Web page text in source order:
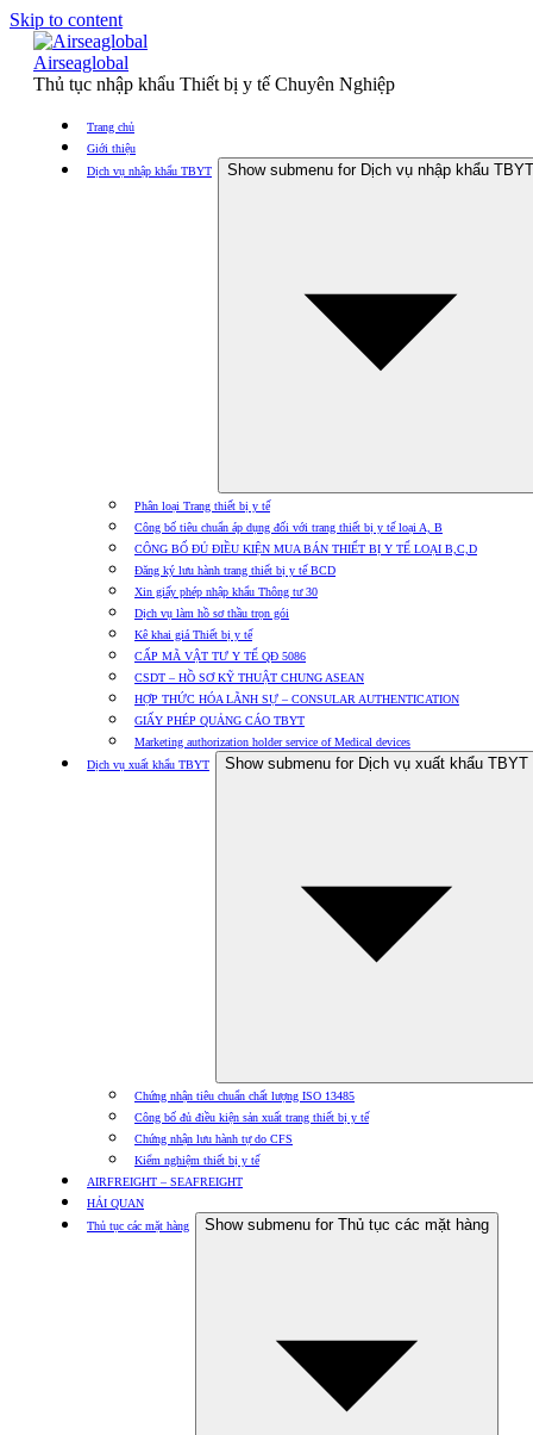
Skip to content
Airseaglobal
Thủ tục nhập khẩu Thiết bị y tế Chuyên Nghiệp
Trang chủ
Giới thiệu
Dịch vụ nhập khẩu TBYT
Show submenu for Dịch vụ nhập khẩu TBYT
Phân loại Trang thiết bị y tế
Công bố tiêu chuẩn áp dụng đối với trang thiết bị y tế loại A, B
CÔNG BỐ ĐỦ ĐIỀU KIỆN MUA BÁN THIẾT BỊ Y TẾ LOẠI B,C,D
Đăng ký lưu hành trang thiết bị y tế BCD
Xin giấy phép nhập khẩu Thông tư 30
Dịch vụ làm hồ sơ thầu trọn gói
Kê khai giá Thiết bị y tế
CẤP MÃ VẬT TƯ Y TẾ QĐ 5086
CSDT – HỒ SƠ KỸ THUẬT CHUNG ASEAN
HỢP THỨC HÓA LÃNH SỰ – CONSULAR AUTHENTICATION
GIẤY PHÉP QUẢNG CÁO TBYT
Marketing authorization holder service of Medical devices
Dịch vụ xuất khẩu TBYT
Show submenu for Dịch vụ xuất khẩu TBYT
Chứng nhận tiêu chuẩn chất lượng ISO 13485
Công bố đủ điều kiện sản xuất trang thiết bị y tế
Chứng nhận lưu hành tự do CFS
Kiểm nghiệm thiết bị y tế
AIRFREIGHT – SEAFREIGHT
HẢI QUAN
Thủ tục các mặt hàng
Show submenu for Thủ tục các mặt hàng